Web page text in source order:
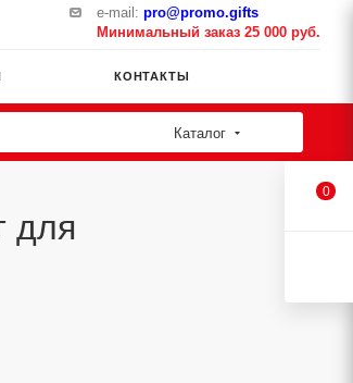
e-mail: pro@promo.gifts
Минимальный заказ 25 000 руб.
КОНТАКТЫ
Каталог
для
0